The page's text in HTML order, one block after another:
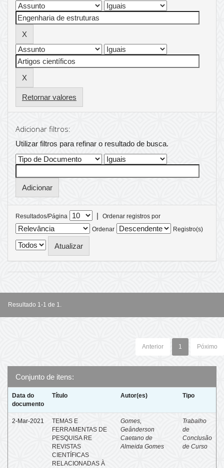
Retornar valores
Adicionar filtros:
Utilizar filtros para refinar o resultado de busca.
Resultados/Página |
Ordenar registros por
Ordenar
Registro(s)
Resultado 1-1 de 1.
Anterior 1 Póximo
Conjunto de itens:
Data do
documento
Título Autor(es) Tipo
2-Mar-2021
TEMAS E
FERRAMENTAS DE
PESQUISA RE
REVISTAS
CIENTÍFICAS
RELACIONADAS À
Gomes,
Geânderson
Caetano de
Almeida Gomes
Trabalho
de
Conclusão
de Curso